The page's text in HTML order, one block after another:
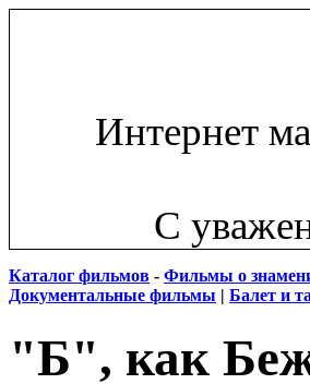
Интернет
С
Каталог фильмов - Фильмы о
Документальные фильмы | Балет и
"Б", как